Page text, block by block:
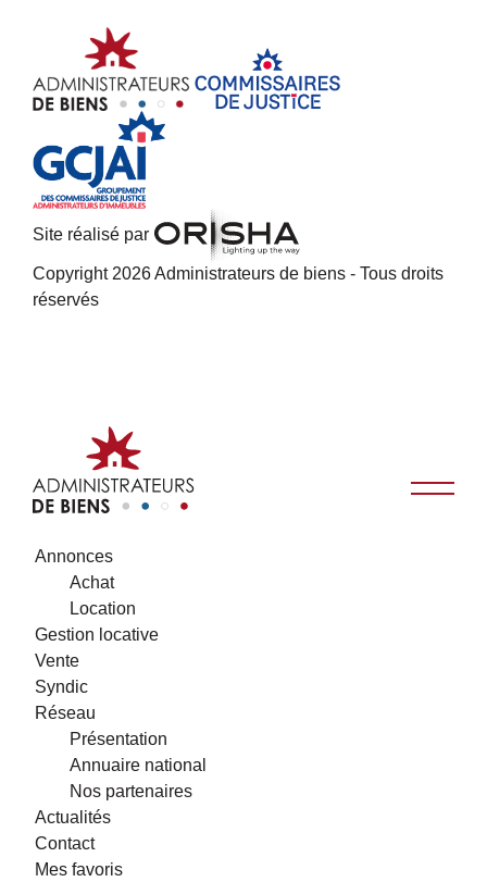
Site réalisé par
Copyright 2026 Administrateurs de biens - Tous droits
réservés
Annonces
Achat
Location
Gestion locative
Vente
Syndic
Réseau
Présentation
Annuaire national
Nos partenaires
Actualités
Contact
Mes favoris